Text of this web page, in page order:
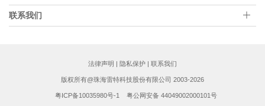
联系我们
法律声明 隐私保护 联系我们
版权所有@珠海雷特科技股份有限公司 2003-2026
粤ICP备10035980号-1 粤公网安备 44049002000101号